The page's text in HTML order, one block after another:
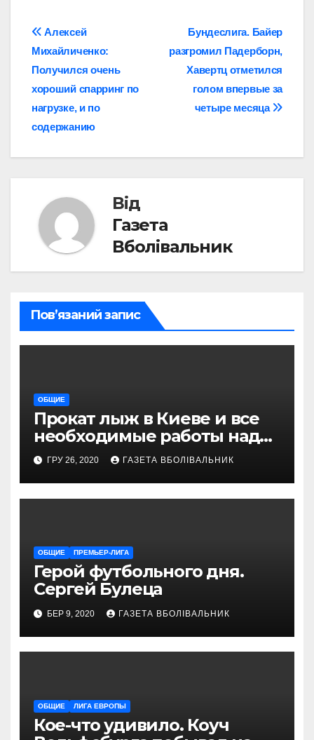
Навігація
записів
Бундеслига. Байер
разгромил Падерборн,
Хавертц отметился
голом впервые за
четыре месяца
Алексей
Михайличенко:
Получился очень
хороший спарринг по
нагрузке, и по
содержанию
Від
Газета
Вболівальник
Пов’язаний запис
ОБЩИЕ
Прокат лыж в Киеве и все
необходимые работы над
снаряжением, которое
проводит магазин
«VELOPARK»
ГРУ 26, 2020 ГАЗЕТА ВБОЛІВАЛЬНИК
ОБЩИЕ ПРЕМЬЕР-ЛИГА
Герой футбольного дня.
Сергей Булеца
БЕР 9, 2020 ГАЗЕТА ВБОЛІВАЛЬНИК
ОБЩИЕ ЛИГА ЕВРОПЫ
Кое-что удивило. Коуч